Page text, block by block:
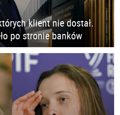
klient nie dostał.
po stronie banków